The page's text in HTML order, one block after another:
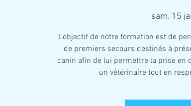
sam. 15
L'objectif de notre formation est de
de premiers secours destinés à
canin afin de lui permettre la prise en
un vétérinaire tout en